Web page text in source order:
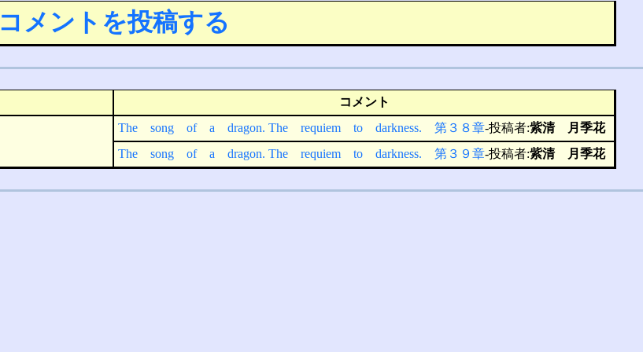
コメントを投稿する
コメント
The song of a dragon. The requiem to darkness. 第３８章-投稿者:紫清 月季花
The song of a dragon. The requiem to darkness. 第３９章-投稿者:紫清 月季花